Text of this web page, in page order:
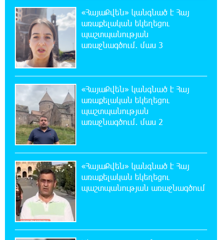
հաջակցություն Հայ առաքելական եկեղեցու և նրա
Հովվապետի
18:47:06 7-08-2026
Օգոստոսի 7-ը ասորի ժողովրդի
Հայաստան
18:41:31 7-08-2026
Հայաստանը ապրում է իր գոյության
ամենախայտառակ ժամանակաշրջանը․
Գառնիկ Դավթյան
18:37:08 7-08-2026
Այսօր ամոթի օր է, այսօր Էջմիածնում
դատում են Ամենայն Հայոց Կաթողիկոսին.
Մարիաննա Ղահրամանյան
«հակասաֆարովյան» օրենսդրական
«ՀայաՔվեն» կանգնած է Հայ
առաքելական եկեղեցու
պաշտպանության
առաջնագծում. մաս 3
«ՀայաՔվեն» կանգնած է Հայ
առաքելական եկեղեցու
պաշտպանության
առաջնագծում. մաս 2
«ՀայաՔվեն» կանգնած է Հայ
առաքելական եկեղեցու
պաշտպանության առաջնագծում